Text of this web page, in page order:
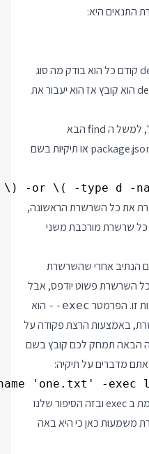
התנאים היא:
כש find מוצא נתיב למשל demo.txt קודם כל הוא בודק מה סוג
הדבר שיש שם. בואו נניח ש demo.txt הוא קובץ אז הוא יעבור את
שרשראות תנאים יכולות גם להתפצל, למשל ה find הבא
את כל השרשרת הראשונה,
שרשרת מורכבת משני
הנתיב אחרי שהשרשרת
כל השרשרת פשוט יודפס, אבל
--exec הוא
באמצעות הרצת פקודה על
הבאה תמחק לכם קובץ בשם
הבעיה היא שיצרנו שרשרת שמסתיימת ב exec ובזה הסיפור שלנו
משמעות כאן כי היא באה